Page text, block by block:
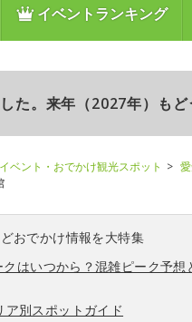
イベントランキング
た。来年（2027年）もど
ベント・おでかけ観光スポット
おでかけ情報を大特集
はいつから？混雑ピーク予想
別スポットガイド